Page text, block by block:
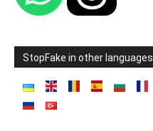
StopFake in other languages